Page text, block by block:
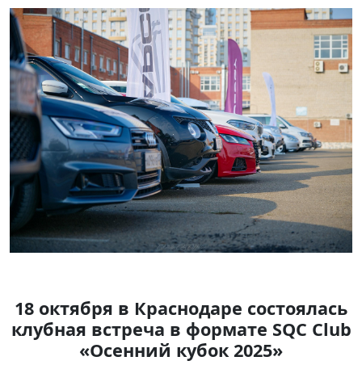
18 октября в Краснодаре состоялась
клубная встреча в формате SQC Club
«Осенний кубок 2025»